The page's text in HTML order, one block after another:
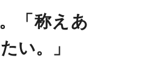
「称えあ
い。」